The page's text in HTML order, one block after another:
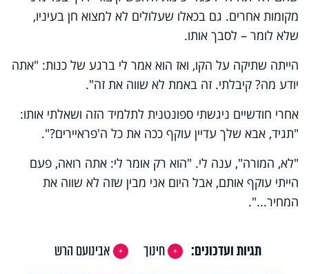
מקומות אחרים. גם בכאלו שעלולים לא למצוא חן בעיניו,
שלא לומר – לסבך אותו.
הייתה שתיקה על הקו, ואז הוא אמר לי ברגע של כנות: "אתה
יודע מה? קיבלתי. זה באמת לא שווה את זה".
אחרי חודשיים ניגשתי ספונטנית לתלמיד הזה ושאלתי אותו:
"תגיד, אבא שלך עדיין עוקף ככה את כל ה'פראיירים?".
"לא, המורה", ענה לי. "הוא רק אומר לי: אתה רואה, פעם
הייתי עוקף אותם, אבל היום אני מבין שזה לא שווה את
המחיר...".
תגיות ועדכונים: חינוך
אבינועם הרש